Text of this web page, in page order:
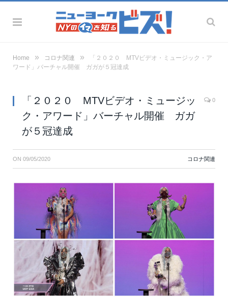
Home » コロナ関連 »
「２０２０ MTVビデオ・ミュージック・ア
ワード」バーチャル開催 ガガが５冠達成
「２０２０ MTVビデオ・ミュージッ
ク・アワード」バーチャル開催 ガガ
が５冠達成
0
ON 09/05/2020 コロナ関連